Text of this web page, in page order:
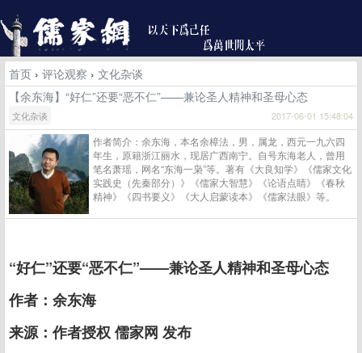
首页 › 评论观察 › 文化杂谈
【余东海】“好仁”还要“恶不仁”——兼论圣人精神和圣母心态
文化杂谈 2017-06-01 15:48:04
作者简介：余东海，本名余樟法，男，属龙，西元一九六四
年生，原籍浙江丽水，现居广西南宁。自号东海老人，曾用
笔名萧瑶，网名“东海一枭”等。著有《大良知学》《儒家文化
实践史（先秦部分）》《儒家大智慧》《论语点睛》《春秋
精神》《四书要义》《大人启蒙读本》《儒家法眼》等。
“好仁”还要“恶不仁”——兼论圣人精神和圣母心态
作者：余东海
来源：作者授权 儒家网 发布